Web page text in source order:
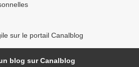
sur le portail Canalblog
blog sur Canalblog